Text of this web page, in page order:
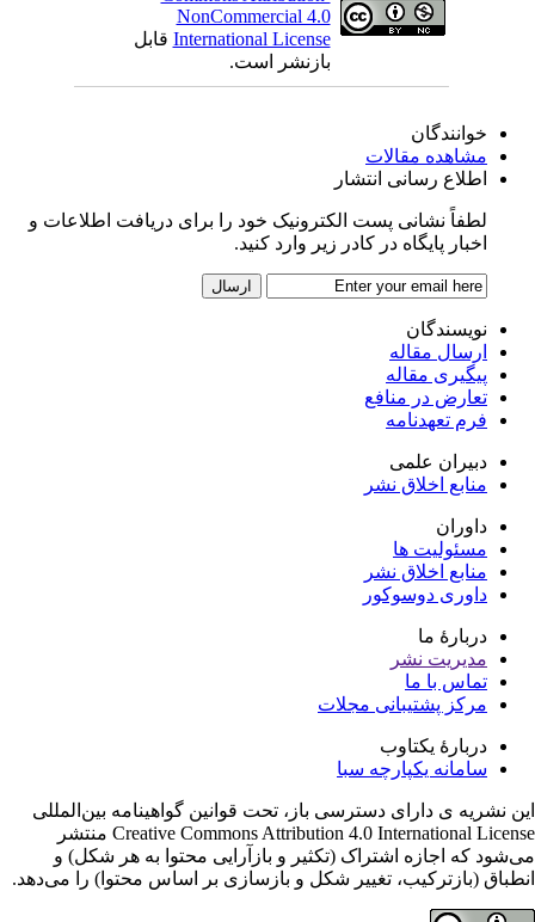
NonCommercial 4.0
International Licenseقابل
بازنشر است.
خوانندگان
مشاهده مقالات
اطلاع رسانی انتشار
لطفاً نشانی پست الکترونیک خود را برای دریافت اطلاعات و
اخبار پایگاه در کادر زیر وارد کنید.
نویسندگان
ارسال مقاله
پیگیری مقاله
تعارض در منافع
فرم تعهدنامه
دبیران علمی
منابع اخلاق نشر
داوران
مسئولیت ها
منابع اخلاق نشر
داوری دوسوکور
دربارۀ ما
مدیریت نشر
تماس با ما
مرکز پشتیبانی مجلات
دربارۀ یکتاوب
سامانه یکپارچه سبا
نشریه ی دارای دسترسی باز، تحت قوانین گواهینامه بین‌المللی
Creative Commons Attribution 4.0 International License منتشر
که اجازه اشتراک (تکثیر و بازآرایی محتوا به هر شکل) و
(بازترکیب، تغییر شکل و بازسازی بر اساس محتوا) را می‌دهد.